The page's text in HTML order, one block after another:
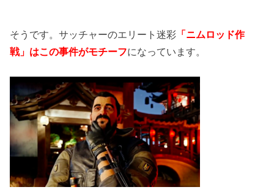
そうです。サッチャーのエリート迷彩 「ニムロッド作
戦」はこの事件がモチーフになっています。